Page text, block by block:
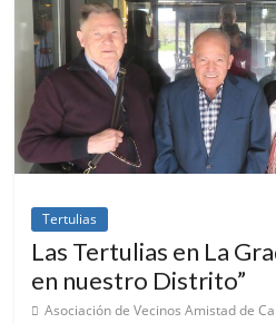
Tertulias
Las Tertulias en La
en nuestro Distrito”
Asociación de Vecinos Amistad de